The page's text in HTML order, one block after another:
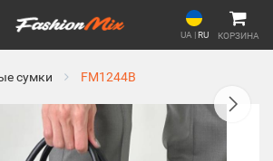
UA |RU КОРЗИНА
сумки FM1244B